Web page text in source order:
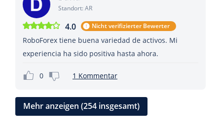
Standort: AR
4.0 Nicht verifizierter Bewerter
RoboForex tiene buena variedad de activos. Mi
experiencia ha sido positiva hasta ahora.
0 1 Kommentar
Mehr anzeigen (254 insgesamt)